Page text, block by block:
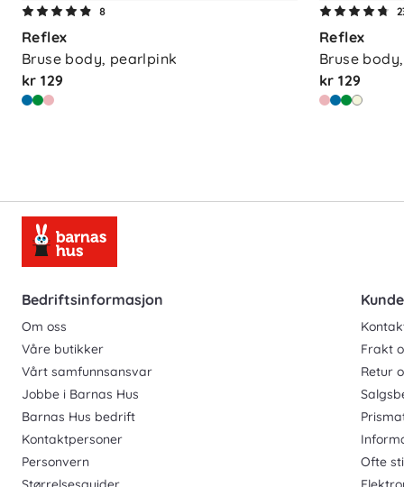
8
Reflex
Bruse body, pearlpink
kr 129
Reflex
Bruse
kr 129
Bedriftsinformasjon
Om oss
Våre butikker
Vårt samfunnsansvar
Jobbe i Barnas Hus
Barnas Hus bedrift
Kontaktpersoner
Personvern
Frakt
Retur
Ofte